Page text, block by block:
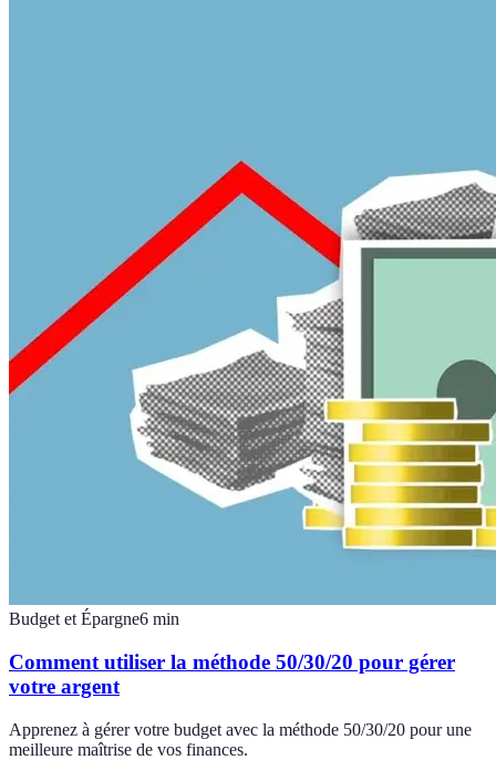
Budget et Épargne6 min
Comment utiliser la méthode 50/30/20 pour gérer
votre argent
Apprenez à gérer votre budget avec la méthode 50/30/20 pour une
meilleure maîtrise de vos finances.